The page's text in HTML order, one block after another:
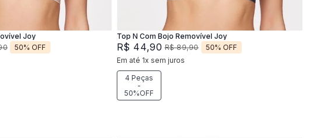
Joy
50% OFF
Adicionar na sacola
Top N Com Bojo Removível Joy
R$ 44,90 R$ 89,90 50% OFF
Em até 1x sem juros
4 Peças
-
50%OFF